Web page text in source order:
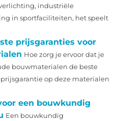
industriële
in sportfaciliteiten, het speelt
prijsgaranties voor
Hoe zorg je ervoor dat je
bouwmaterialen de beste
op deze materialen
een bouwkundig
Een bouwkundig